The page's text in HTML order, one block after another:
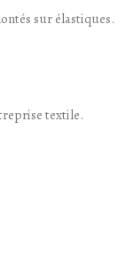
sur élastiques.
textile.